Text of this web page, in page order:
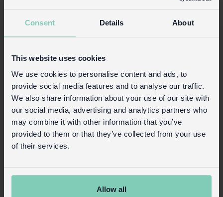
Consent Details About
This website uses cookies
We use cookies to personalise content and ads, to
provide social media features and to analyse our traffic.
We also share information about your use of our site with
our social media, advertising and analytics partners who
may combine it with other information that you’ve
provided to them or that they’ve collected from your use
of their services.
Allow all
des poignets - le diamètre intérieur de
sont également disponibles pour
Information de sécurité:
Ne convient pas aux enfants de moins de
3 ans.
Sécurité et entretien
Connexion commerciale